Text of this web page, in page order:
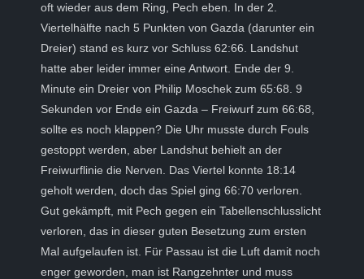
oft wieder aus dem Ring, Pech eben. In der 2.
Viertelhälfte nach 5 Punkten von Gazda (darunter ein
Dreier) stand es kurz vor Schluss 62:66. Landshut
hatte aber leider immer eine Antwort. Ende der 9.
Minute ein Dreier von Philip Moschek zum 65:68. 9
Sekunden vor Ende ein Gazda – Freiwurf zum 66:68,
sollte es noch klappen? Die Uhr musste durch Fouls
gestoppt werden, aber Landshut behielt an der
Freiwurflinie die Nerven. Das Viertel konnte 18:14
geholt werden, doch das Spiel ging 66:70 verloren.
Gut gekämpft, mit Pech gegen ein Tabellenschlusslicht
verloren, das in dieser guten Besetzung zum ersten
Mal aufgelaufen ist. Für Passau ist die Luft damit noch
enger geworden, man ist Rangzehnter und muss